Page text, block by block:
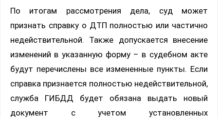
По итогам рассмотрения дела, суд может
признать справку о ДТП полностью или частично
недействительной. Также допускается внесение
изменений в указанную форму – в судебном акте
будут перечислены все измененные пункты. Если
справка признается полностью недействительной,
служба ГИБДД будет обязана выдать новый
документ с учетом установленных